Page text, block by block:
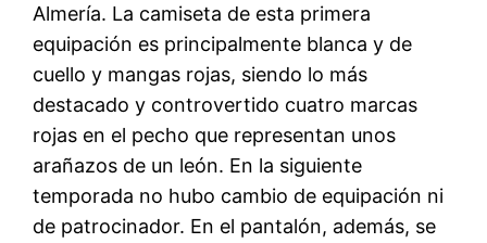
Almería. La camiseta de esta primera
equipación es principalmente blanca y de
cuello y mangas rojas, siendo lo más
destacado y controvertido cuatro marcas
rojas en el pecho que representan unos
arañazos de un león. En la siguiente
temporada no hubo cambio de equipación ni
de patrocinador. En el pantalón, además, se